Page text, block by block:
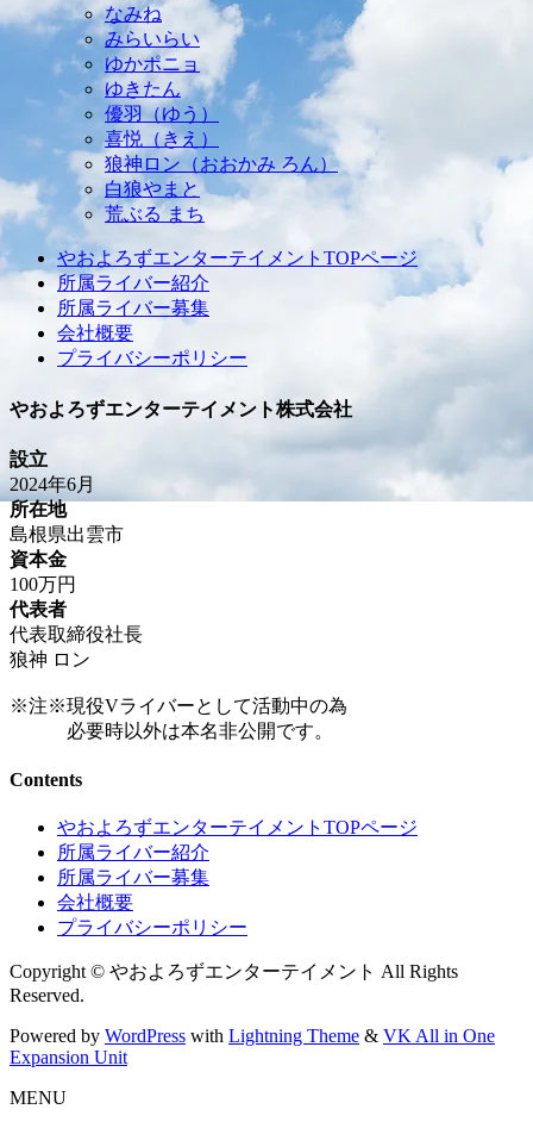
なみね
みらいらい
ゆかポニョ
ゆきたん
優羽（ゆう）
喜悦（きえ）
狼神ロン（おおかみ ろん）
白狼やまと
荒ぶる まち
やおよろずエンターテイメントTOPページ
所属ライバー紹介
所属ライバー募集
会社概要
プライバシーポリシー
やおよろずエンターテイメント株式会社
設立
2024年6月
所在地
島根県出雲市
資本金
100万円
代表者
代表取締役社長
狼神 ロン
※注※現役Vライバーとして活動中の為
必要時以外は本名非公開です。
Contents
やおよろずエンターテイメントTOPページ
所属ライバー紹介
所属ライバー募集
会社概要
プライバシーポリシー
Copyright © やおよろずエンターテイメント All Rights
Reserved.
Powered by WordPress with Lightning Theme & VK All in One
Expansion Unit
MENU